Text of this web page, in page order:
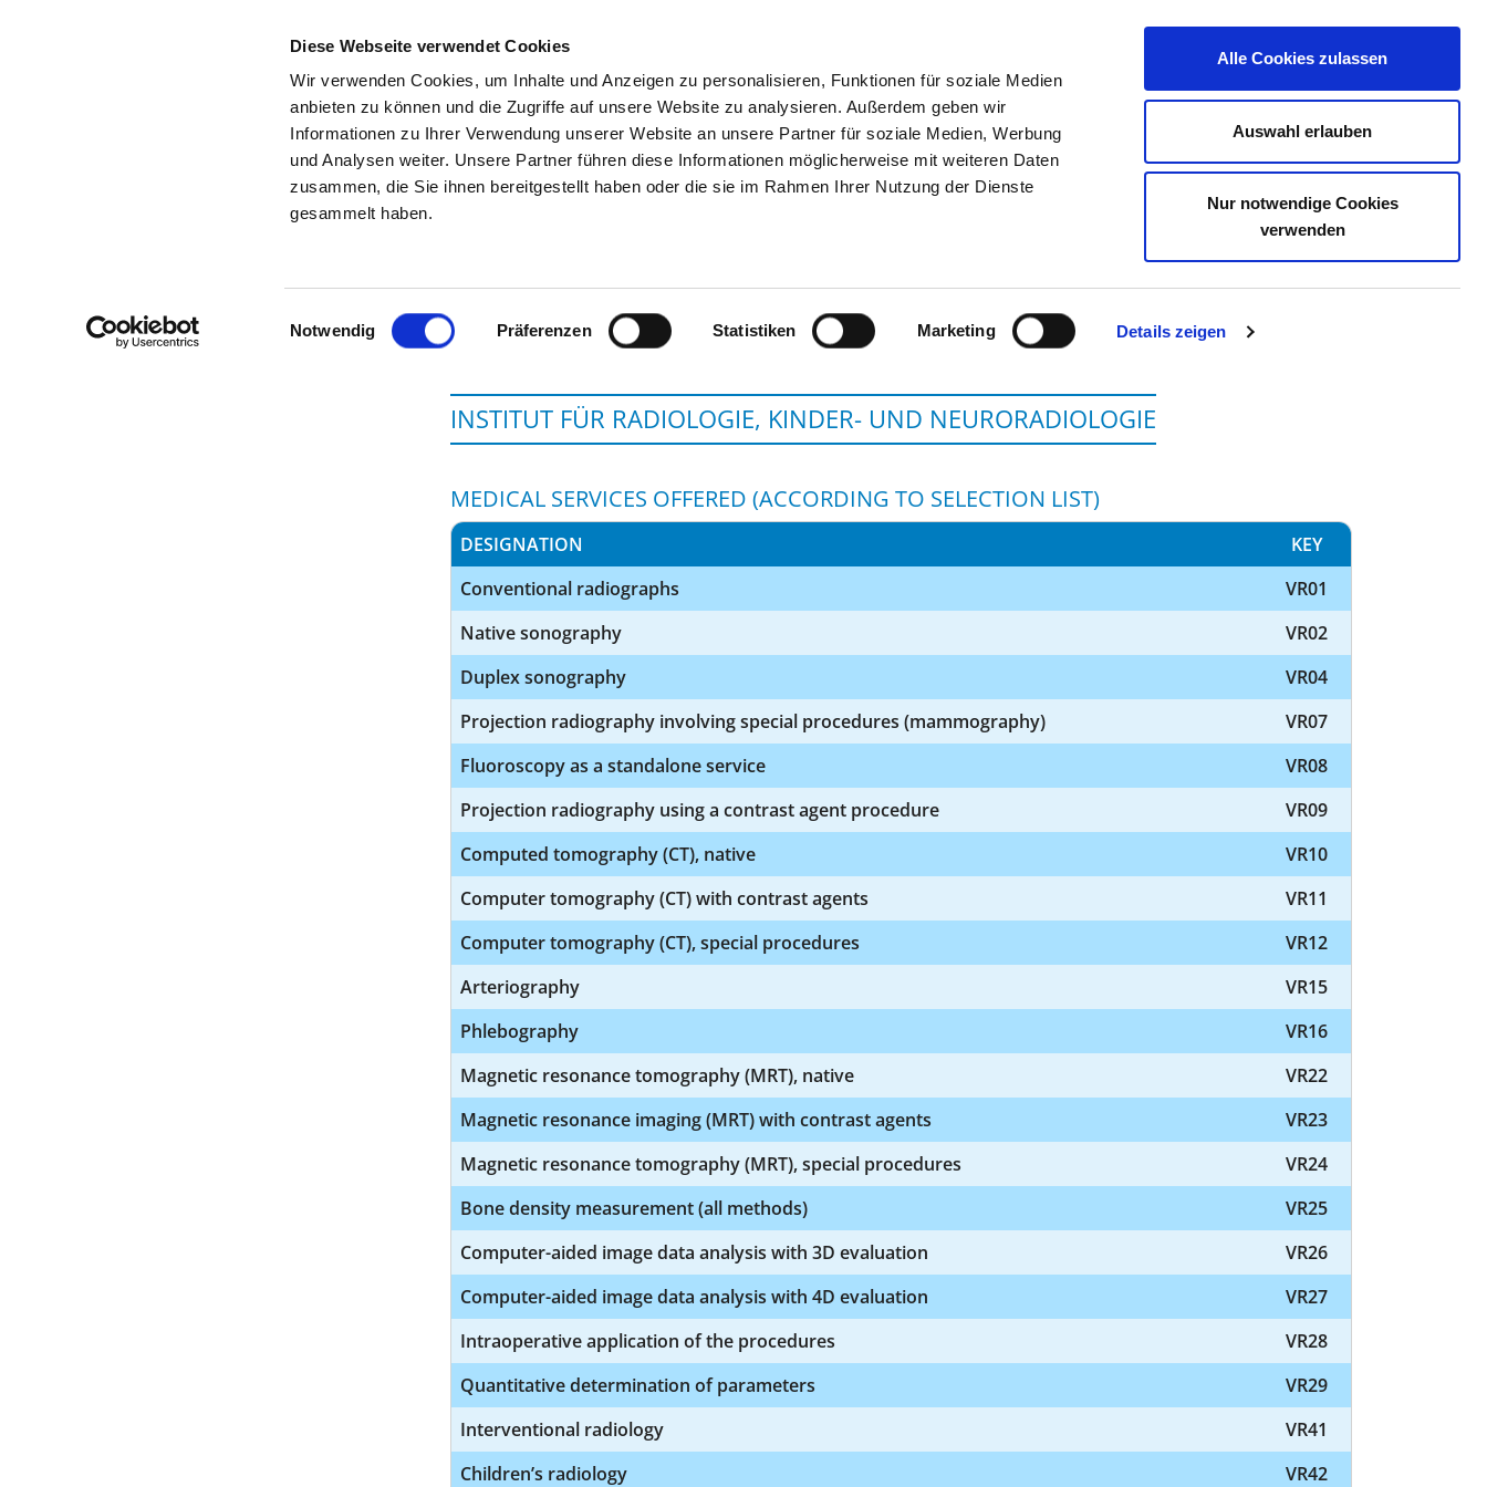
Diese Webseite verwendet Cookies
Wir verwenden Cookies, um Inhalte und Anzeigen zu personalisieren, Funktionen für soziale Medien
anbieten zu können und die Zugriffe auf unsere Website zu analysieren. Außerdem geben wir
Informationen zu Ihrer Verwendung unserer Website an unsere Partner für soziale Medien, Werbung
und Analysen weiter. Unsere Partner führen diese Informationen möglicherweise mit weiteren Daten
zusammen, die Sie ihnen bereitgestellt haben oder die sie im Rahmen Ihrer Nutzung der Dienste
gesammelt haben.
Einwilligungsauswahl
Notwendig Präferenzen Statistiken Marketing Details zeigen
Alle Cookies zulassen
Auswahl erlauben
Nur notwendige Cookies
verwenden
SEARCH TIPS & HELP THE GHD CONTACT YOUR OPINION
To the specialist department
INSTITUT FÜR RADIOLOGIE, KINDER- UND NEURORADIOLOGIE
MEDICAL SERVICES OFFERED (ACCORDING TO SELECTION LIST)
DESIGNATION
KEY
Conventional radiographs
VR01
Native sonography
VR02
Duplex sonography
VR04
Projection radiography involving special procedures (mammography)
VR07
Fluoroscopy as a standalone service
VR08
Projection radiography using a contrast agent procedure
VR09
Computed tomography (CT), native
VR10
Computer tomography (CT) with contrast agents
VR11
Computer tomography (CT), special procedures
VR12
Arteriography
VR15
Phlebography
VR16
Magnetic resonance tomography (MRT), native
VR22
Magnetic resonance imaging (MRT) with contrast agents
VR23
Magnetic resonance tomography (MRT), special procedures
VR24
Bone density measurement (all methods)
VR25
Computer-aided image data analysis with 3D evaluation
VR26
Computer-aided image data analysis with 4D evaluation
VR27
Intraoperative application of the procedures
VR28
Quantitative determination of parameters
VR29
Interventional radiology
VR41
Children’s radiology
VR42